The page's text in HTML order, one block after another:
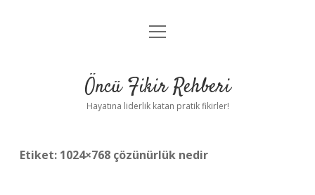
Anasayfa
Yasal Uyarı
menüyü
Öncü Fikir Rehberi
Hayatına liderlik katan pratik fikirler!
Etiket: 1024×768 çözünürlük nedir